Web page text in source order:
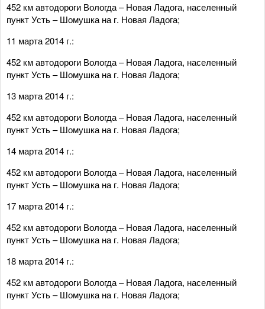
452 км автодороги Вологда – Новая Ладога, населенный
пункт Усть – Шомушка на г. Новая Ладога;
11 марта 2014 г.:
452 км автодороги Вологда – Новая Ладога, населенный
пункт Усть – Шомушка на г. Новая Ладога;
13 марта 2014 г.:
452 км автодороги Вологда – Новая Ладога, населенный
пункт Усть – Шомушка на г. Новая Ладога;
14 марта 2014 г.:
452 км автодороги Вологда – Новая Ладога, населенный
пункт Усть – Шомушка на г. Новая Ладога;
17 марта 2014 г.:
452 км автодороги Вологда – Новая Ладога, населенный
пункт Усть – Шомушка на г. Новая Ладога;
18 марта 2014 г.:
452 км автодороги Вологда – Новая Ладога, населенный
пункт Усть – Шомушка на г. Новая Ладога;